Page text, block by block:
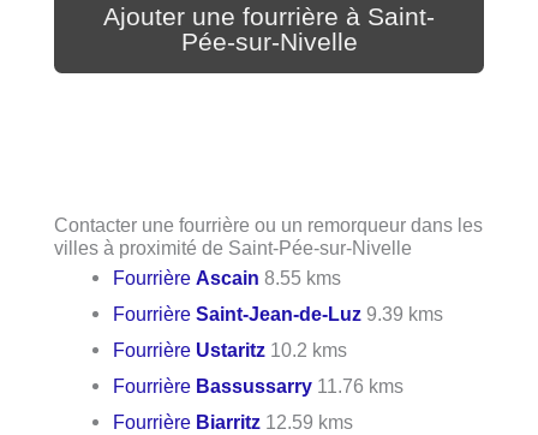
Ajouter une fourrière à Saint-
Pée-sur-Nivelle
Contacter une fourrière ou un remorqueur dans les
villes à proximité de Saint-Pée-sur-Nivelle
Fourrière Ascain 8.55 kms
FourrièreSaint-Jean-de-Luz 9.39 kms
Fourrière Ustaritz 10.2 kms
Fourrière Bassussarry 11.76 kms
Fourrière Biarritz 12.59 kms